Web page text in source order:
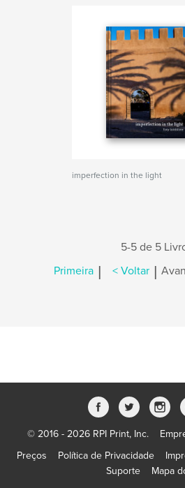
imperfection in the light
5-5 de 5
Primeira | < Voltar |
© 2016 - 2026 RPI Print, Inc.
Preços
Política de Privacidade
Suporte
Mapa